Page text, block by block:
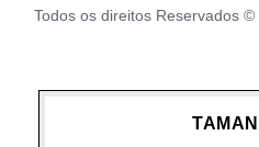
Todos os direitos Reservados ©